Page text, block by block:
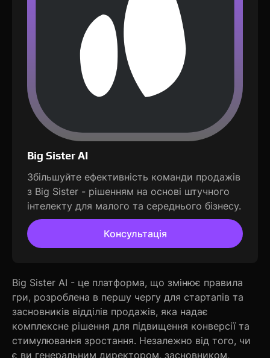
Big Sister AI
Збільшуйте ефективність команди продажів
з Big Sister - рішенням на основі штучного
інтелекту для малого та середнього бізнесу.
Консультація
Big Sister AI - це платформа, що змінює правила
гри, розроблена в першу чергу для стартапів та
засновників відділів продажів, яка надає
комплексне рішення для підвищення конверсії та
стимулювання зростання. Незалежно від того, чи
є ви генеральним директором, засновником,